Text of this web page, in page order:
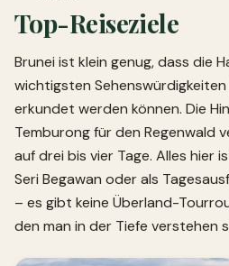
Top-Reiseziele
Brunei ist klein genug, dass die
wichtigsten Sehenswürdigkeiten
erkundet werden können. Die
Temburong für den Regenwald
auf drei bis vier Tage. Alles hier
Seri Begawan oder als
– es gibt keine Überland-
den man in der Tiefe verstehen